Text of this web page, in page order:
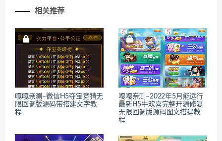
相关推荐
嘎嘎亲测–微信H5夺宝竞猜无
限回调版源码带搭建文字教
程
嘎嘎亲测–2022年5月能运行
最新H5牛欢喜完整开源修复
无限回调版源码图文搭建教
程